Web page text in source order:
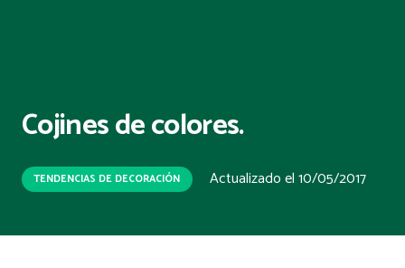
Cojines de colores.
TENDENCIAS DE DECORACIÓN Actualizado el10/05/2017